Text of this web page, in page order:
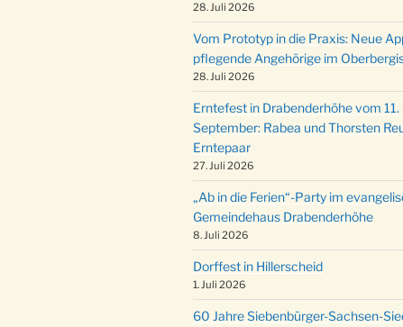
28. Juli 2026
Vom Prototyp in die Praxis: Neue
pflegende Angehörige im
28. Juli 2026
Erntefest in Drabenderhöhe vom 11.
September: Rabea und Thorsten
Erntepaar
27. Juli 2026
„Ab in die Ferien“-Party im
Gemeindehaus Drabenderhöhe
8. Juli 2026
Dorffest in Hillerscheid
1. Juli 2026
60 Jahre Siebenbürger-Sachsen-